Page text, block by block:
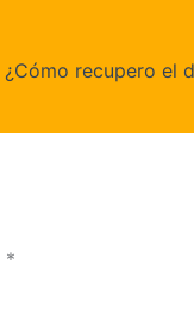
¿Cómo recupero el
*